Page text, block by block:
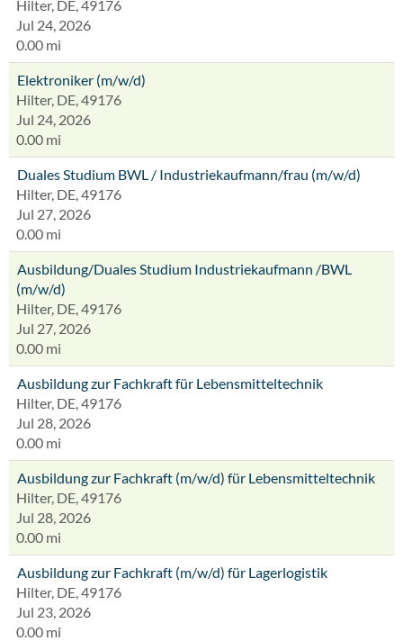
Hilter, DE, 49176
Jul 24, 2026
0.00 mi
Elektroniker (m/w/d)
Hilter, DE, 49176
Jul 24, 2026
0.00 mi
Duales Studium BWL / Industriekaufmann/frau (m/w/d)
Hilter, DE, 49176
Jul 27, 2026
0.00 mi
Ausbildung/Duales Studium Industriekaufmann /BWL
(m/w/d)
Hilter, DE, 49176
Jul 27, 2026
0.00 mi
Ausbildung zur Fachkraft für Lebensmitteltechnik
Hilter, DE, 49176
Jul 28, 2026
0.00 mi
Ausbildung zur Fachkraft (m/w/d) für Lebensmitteltechnik
Hilter, DE, 49176
Jul 28, 2026
0.00 mi
Ausbildung zur Fachkraft (m/w/d) für Lagerlogistik
Hilter, DE, 49176
Jul 23, 2026
0.00 mi